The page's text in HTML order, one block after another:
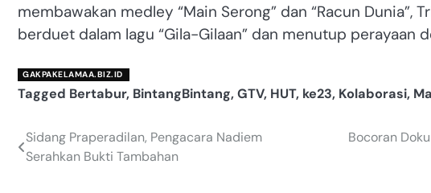
membawakan medley “Main Serong” dan “Racun Dunia”,
berduet dalam lagu “Gila-Gilaan” dan menutup perayaan
GAKPAKELAMAA.BIZ.ID
Tagged Bertabur, BintangBintang,GTV, HUT, ke23, Kolaborasi,
Navigasi
Sidang Praperadilan, Pengacara Nadiem
Serahkan Bukti Tambahan
Bocoran